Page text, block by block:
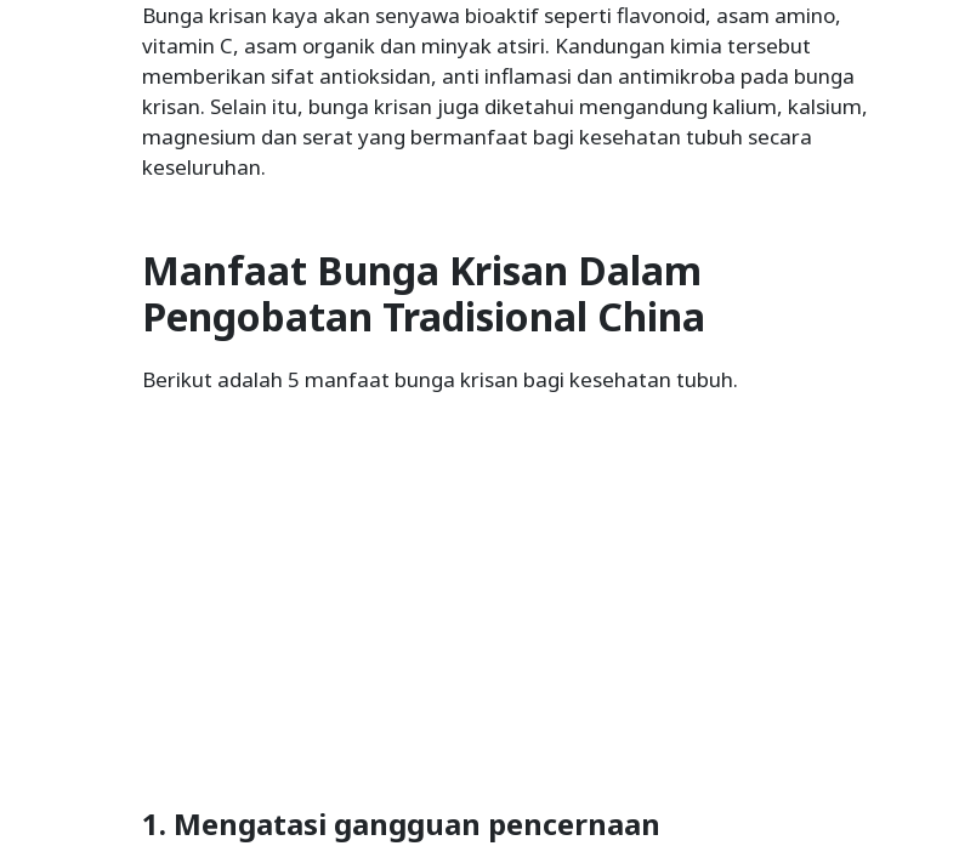
Bunga krisan kaya akan senyawa bioaktif seperti flavonoid, asam amino,
vitamin C, asam organik dan minyak atsiri. Kandungan kimia tersebut
memberikan sifat antioksidan, anti inflamasi dan antimikroba pada bunga
krisan. Selain itu, bunga krisan juga diketahui mengandung kalium, kalsium,
magnesium dan serat yang bermanfaat bagi kesehatan tubuh secara
keseluruhan.
Manfaat Bunga Krisan Dalam
Pengobatan Tradisional China
Berikut adalah 5 manfaat bunga krisan bagi kesehatan tubuh.
1. Mengatasi gangguan pencernaan